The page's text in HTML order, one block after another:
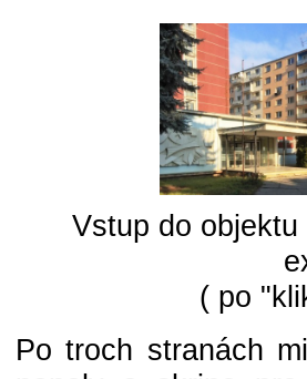
Vstup do
( po
Po troch stranách